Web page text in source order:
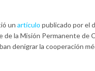
un artículo publicado por el
la Misión Permanente de
denigrar la cooperación